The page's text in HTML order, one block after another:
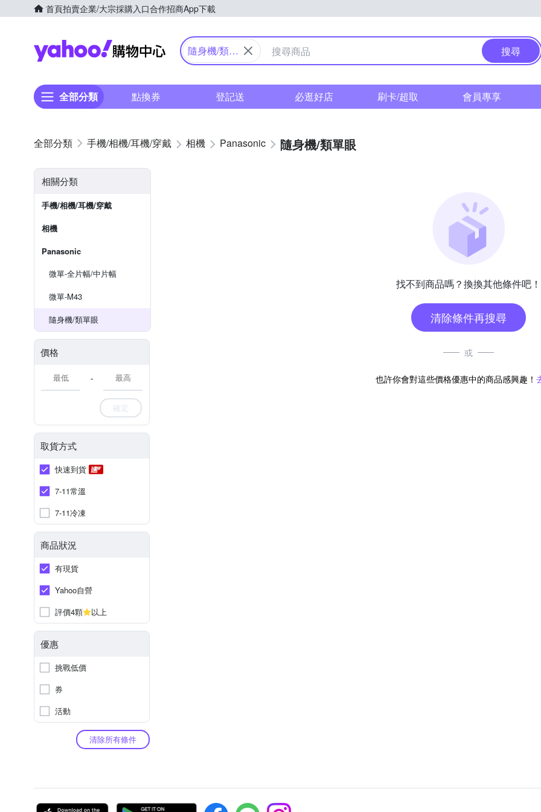
首頁拍賣企業/大宗採購入口合作招商App下載
Yahoo購物中心
隨身機/類單
搜尋
全部分類 點換券 登記送 必逛好店 刷卡/超取 會員專享
手機/相機/耳機/穿戴 相機 Panasonic 隨身機/類單眼
相關分類
手機/相機/耳機/穿戴
相機
Panasonic
微單-全片幅/中片幅
微單-M43
隨身機/類單眼
價格
-
確定
取貨方式
快速到貨
7-11常溫
7-11冷凍
商品狀況
有現貨
Yahoo自營
評價4顆
以上
優惠
挑戰低價
券
活動
清除所有條件
找不到商品嗎？換換其他條件吧！
清除條件再搜尋
或
也許你會對這些價格優惠中的商品感興趣！